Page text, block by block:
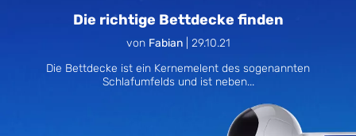
Die richtige Bettdecke finden
von Fabian| 29.10.21
Die Bettdecke ist ein Kernemelent des sogenannten
Schlafumfelds und ist neben...